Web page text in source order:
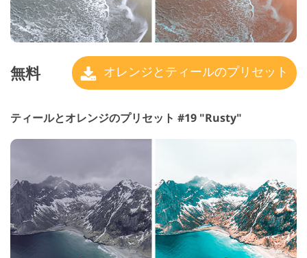
無料 オレンジとティールのプリセット
ティールとオレンジのプリセット #19 "Rusty"